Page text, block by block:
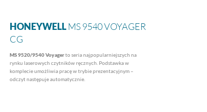
HONEYWELLMS 9540 VOYAGER
CG
MS 9520/9540 Voyagerto seria najpopularniejszych na
rynku laserowych czytników ręcznych. Podstawka w
komplecie umożliwia pracę w trybie prezentacyjnym –
odczyt następuje automatycznie.